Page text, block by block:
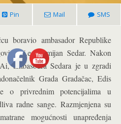
Pin Mail SMS
boravio ambasador Republike
nj.e. Damijan Sedar. Nakon
ambasodra Sedara je u zgradi
Grada Gradačac, Edis
o privrednim potencijalima u
radne sange. Razmjenjena su
mogućnosti unapređenja